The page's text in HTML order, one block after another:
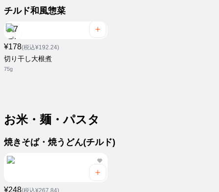
チルド和風惣菜
¥178(税込¥192.24)
切り干し大根煮
75g
お米・麺・パスタ
焼きそば・焼うどん(チルド)
¥248(税込¥267.84)